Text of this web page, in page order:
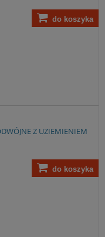
do koszyka
Z UZIEMIENIEM
do koszyka